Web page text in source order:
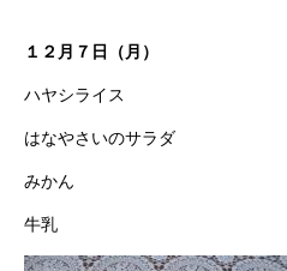
１２月７日（月）
ハヤシライス
はなやさいのサラダ
みかん
牛乳